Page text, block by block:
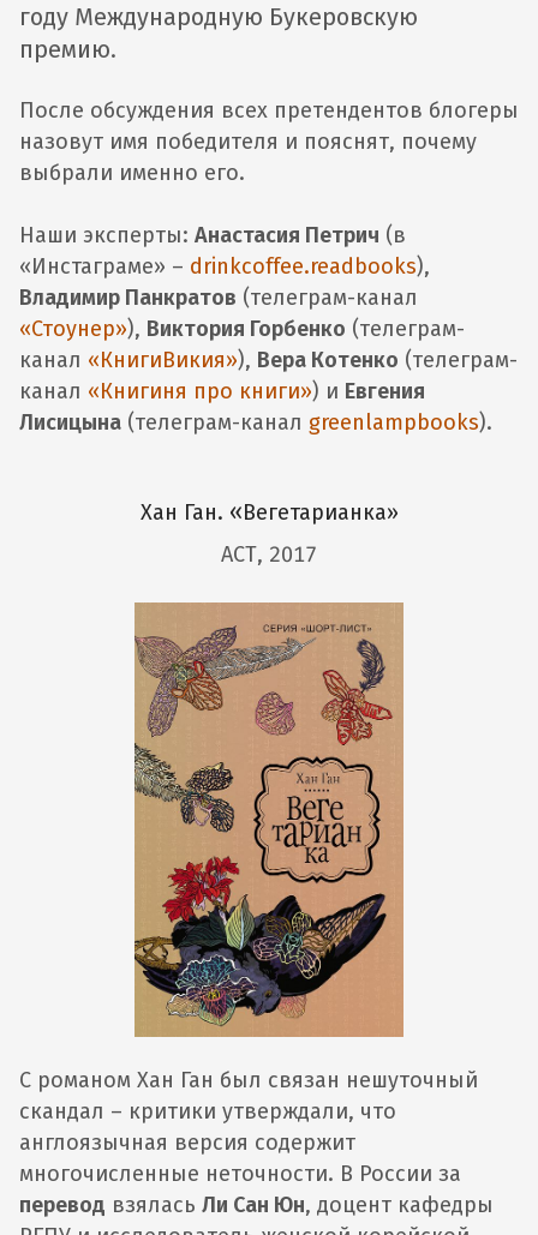
году Международную Букеровскую
премию.
После обсуждения всех претендентов блогеры
назовут имя победителя и пояснят, почему
выбрали именно его.
Наши эксперты: Анастасия Петрич (в
«Инстаграме» – drinkcoffee.readbooks),
Владимир Панкратов (телеграм-канал
«Стоунер»), Виктория Горбенко (телеграм-
канал «КнигиВикия»), Вера Котенко (телеграм-
канал «Книгиня про книги») и Евгения
Лисицына (телеграм-канал greenlampbooks).
Хан Ган. «Вегетарианка»
АСТ, 2017
С романом Хан Ган был связан нешуточный
скандал – критики утверждали, что
англоязычная версия содержит
многочисленные неточности. В России за
перевод взялась Ли Сан Юн, доцент кафедры